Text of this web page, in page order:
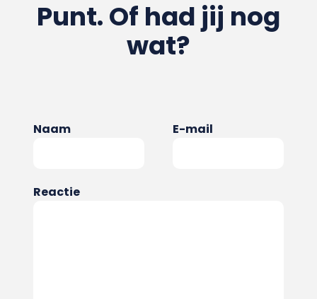
Punt. Of had jij nog
wat?
Naam E-mail
Reactie